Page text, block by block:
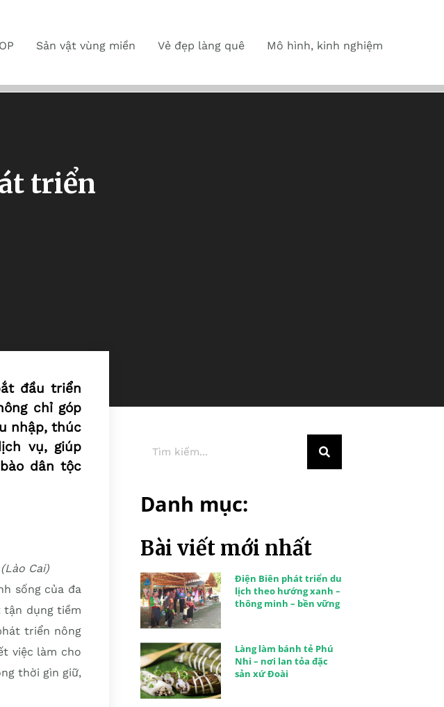
Sản vật vùng miền Vẻ đẹp làng quê Mô hình, kinh nghiệm
triển
đầu triển
chỉ góp
nhập, thúc
vụ, giúp
dân tộc
Cai)
sống của đa
tận dụng tiềm
triển nông
việc làm cho
thời gìn giữ,
Danh mục:
Bài viết mới nhất
Điện Biên phát triển du
lịch theo hướng xanh –
thông minh – bền vững
Làng làm bánh tẻ Phú
Nhi – nơi lan tỏa đặc
sản xứ Đoài